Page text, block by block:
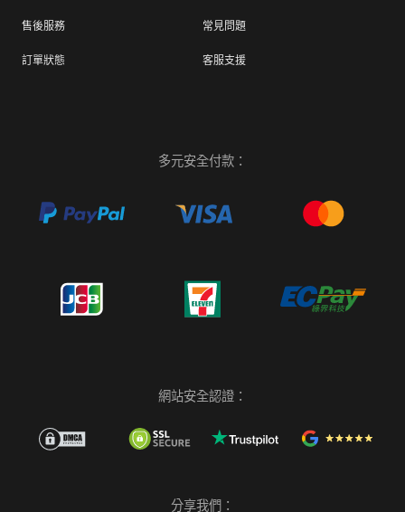
售後服務 常見問題
訂單狀態 客服支援
多元安全付款：
網站安全認證：
分享我們：